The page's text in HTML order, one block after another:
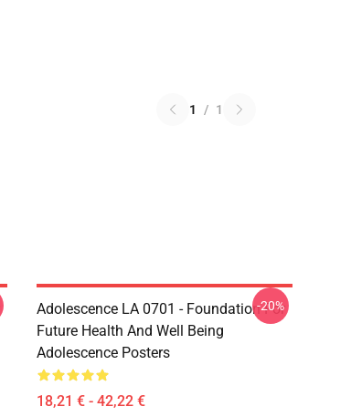
1 / 1
Adolescence LA 0701 - Foundation For
Future Health And Well Being
Adolescence Posters
18,21 € - 42,22 €
-20%